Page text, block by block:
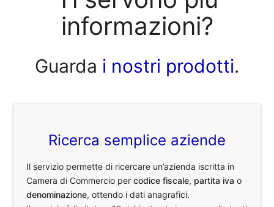
informazioni?
Guarda i nostri prodotti.
Ricerca semplice aziende
Il servizio permette di ricercare un’azienda iscritta in
Camera di Commercio percodice fiscale, partita iva o
denominazione, ottendo i dati anagrafici.